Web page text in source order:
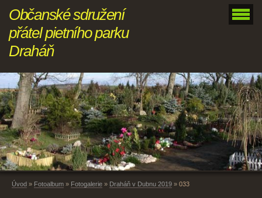
Občanské sdružení
přátel pietního parku
Draháň
Úvod » Fotoalbum » Fotogalerie » Draháň v Dubnu 2019 » 033